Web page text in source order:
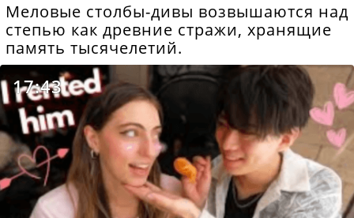
Меловые столбы-дивы возвышаются над
степью как древние стражи, хранящие
память тысячелетий.
17:43